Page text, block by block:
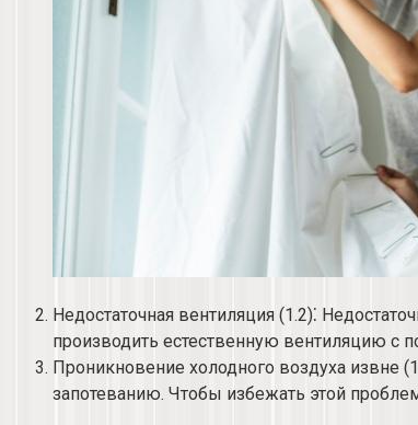
Недостаточная вентиляция (1.​2)⁚
производить естественную вентиляцию с
Проникновение холодного воздуха извне
запотеванию. Чтобы избежать этой